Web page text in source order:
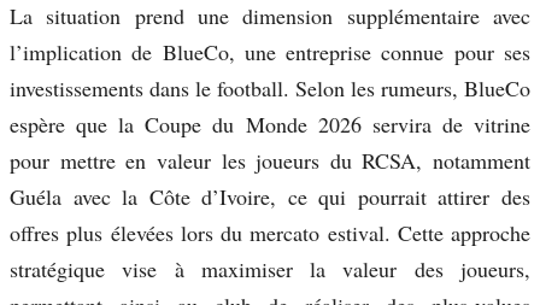
La situation prend une dimension supplémentaire avec
l’implication de BlueCo, une entreprise connue pour ses
investissements dans le football. Selon les rumeurs, BlueCo
espère que la Coupe du Monde 2026 servira de vitrine
pour mettre en valeur les joueurs du RCSA, notamment
Guéla avec la Côte d’Ivoire, ce qui pourrait attirer des
offres plus élevées lors du mercato estival. Cette approche
stratégique vise à maximiser la valeur des joueurs,